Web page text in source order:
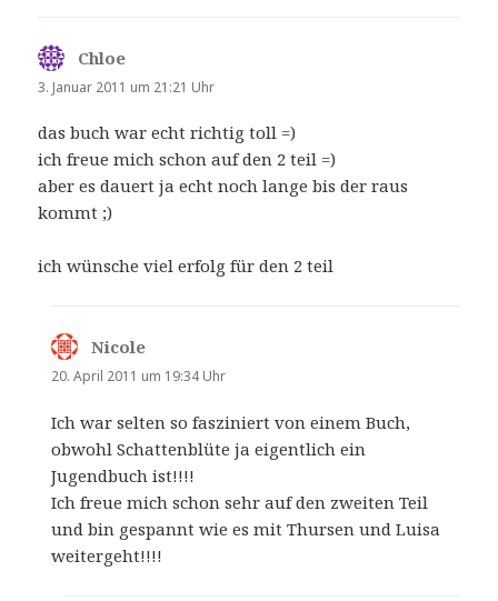
Chloe
3. Januar 2011 um 21:21 Uhr
das buch war echt richtig toll =)
ich freue mich schon auf den 2 teil =)
aber es dauert ja echt noch lange bis der raus
kommt ;)
ich wünsche viel erfolg für den 2 teil
Nicole
20. April 2011 um 19:34 Uhr
Ich war selten so fasziniert von einem Buch,
obwohl Schattenblüte ja eigentlich ein
Jugendbuch ist!!!!
Ich freue mich schon sehr auf den zweiten Teil
und bin gespannt wie es mit Thursen und Luisa
weitergeht!!!!